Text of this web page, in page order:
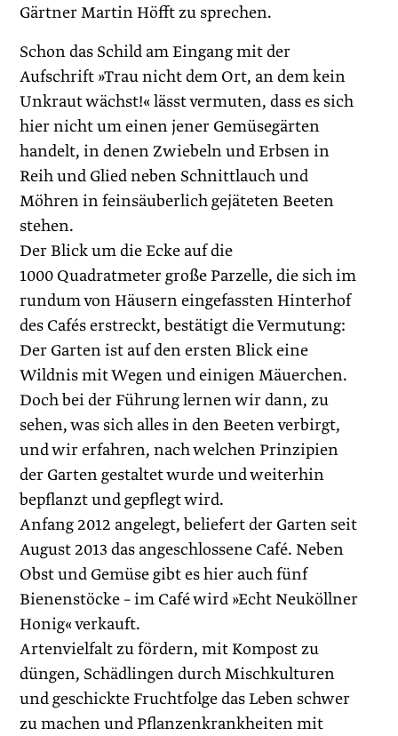
Gärtner Martin Höfft zu sprechen.
Schon das Schild am Eingang mit der
Aufschrift »Trau nicht dem Ort, an dem kein
Unkraut wächst!« lässt vermuten, dass es sich
hier nicht um einen jener Gemüsegärten
handelt, in denen Zwiebeln und Erbsen in
Reih und Glied neben Schnittlauch und
Möhren in feinsäuberlich gejäteten Beeten
stehen.
Der Blick um die Ecke auf die
1000 Quadratmeter große Parzelle, die sich im
rundum von Häusern eingefassten Hinterhof
des Cafés erstreckt, bestätigt die Vermutung:
Der Garten ist auf den ersten Blick eine
Wildnis mit Wegen und einigen Mäuerchen.
Doch bei der Führung lernen wir dann, zu
sehen, was sich alles in den Beeten verbirgt,
und wir erfahren, nach welchen Prinzipien
der Garten gestaltet wurde und weiterhin
bepflanzt und gepflegt wird.
Anfang 2012 angelegt, beliefert der Garten seit
August 2013 das angeschlossene Café. Neben
Obst und Gemüse gibt es hier auch fünf
Bienenstöcke – im Café wird »Echt Neuköllner
Honig« verkauft.
Artenvielfalt zu fördern, mit Kompost zu
düngen, Schädlingen durch Mischkulturen
und geschickte Fruchtfolge das Leben schwer
zu machen und Pflanzenkrankheiten mit